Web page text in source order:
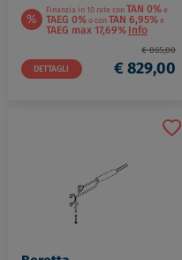
% Finanzia in 10 rate conTAN 0%e
TAEG 0%o conTAN 6,95%e
TAEG max 17,69%Info
DETTAGLI
€ 865,00
€ 829,00